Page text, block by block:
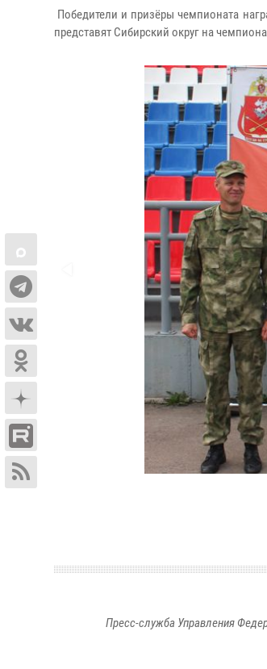
Победители и призёры чемпионата
представят Сибирский округ на
Пресс-служба Управления